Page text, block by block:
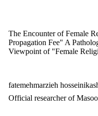
The Encounter of Female
Propagation Fee" A
Viewpoint of "Female
fatemehmarzieh
Official researcher of